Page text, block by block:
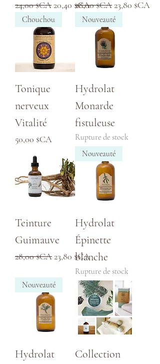
Prix original
24,00 $CA Prix promotionnel
20,40 $CAPrix original
28,00 $CA Prix
23,80 $CA
Chouchou
Tonique
nerveux
Vitalité
Prix
50,00 $CA
Nouveauté
Hydrolat
Monarde
fistuleuse
Rupture de stock
Teinture
Guimauve
Prix original
28,00 $CA Prix promotionnel
23,80 $CA
Nouveauté
Hydrolat
Épinette
blanche
Rupture de stock
Nouveauté
Hydrolat
Collection